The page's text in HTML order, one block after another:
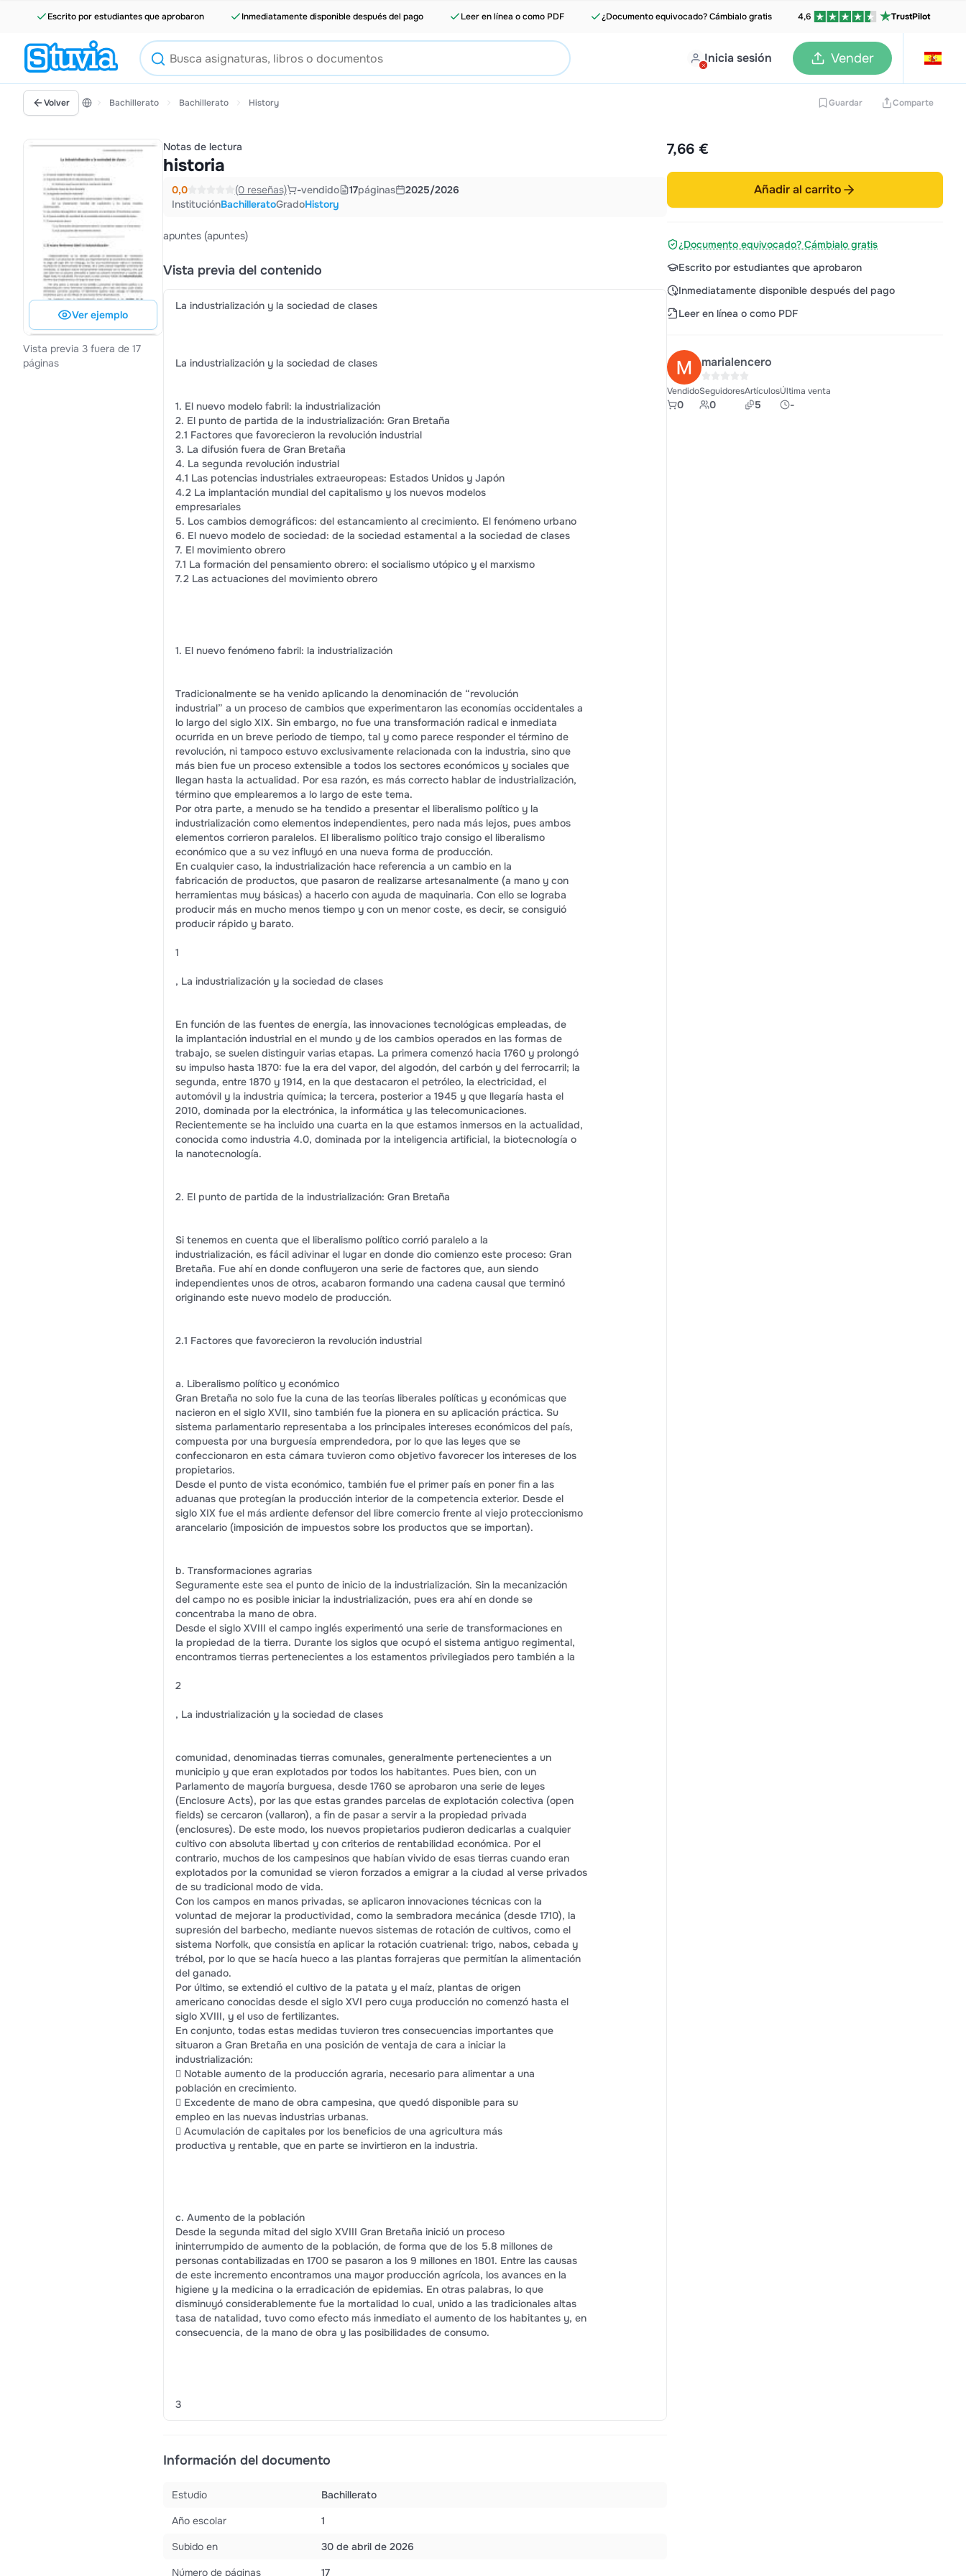
Escrito por estudiantes que aprobaron Inmediatamente disponible después del pago Leer en línea o como PDF ¿Documento equivocado? Cámbialo gratis 4,6 TrustPilot
Inicia sesión Vender
Volver Bachillerato Bachillerato History Guardar Comparte
Ver ejemplo
Vista previa 3 fuera de 17
páginas
Notas de lectura
historia
0,0 (0 reseñas) -vendido 17páginas
2025/2026
InstituciónBachilleratoGradoHistory
apuntes (apuntes)
Vista previa del contenido
La industrialización y la sociedad de clases
La industrialización y la sociedad de clases
1. El nuevo modelo fabril: la industrialización
2. El punto de partida de la industrialización: Gran Bretaña
2.1 Factores que favorecieron la revolución industrial
3. La difusión fuera de Gran Bretaña
4. La segunda revolución industrial
4.1 Las potencias industriales extraeuropeas: Estados Unidos y Japón
4.2 La implantación mundial del capitalismo y los nuevos modelos
empresariales
5. Los cambios demográficos: del estancamiento al crecimiento. El fenómeno urbano
6. El nuevo modelo de sociedad: de la sociedad estamental a la sociedad de clases
7. El movimiento obrero
7.1 La formación del pensamiento obrero: el socialismo utópico y el marxismo
7.2 Las actuaciones del movimiento obrero
1. El nuevo fenómeno fabril: la industrialización
Tradicionalmente se ha venido aplicando la denominación de “revolución
industrial” a un proceso de cambios que experimentaron las economías occidentales a
lo largo del siglo XIX. Sin embargo, no fue una transformación radical e inmediata
ocurrida en un breve periodo de tiempo, tal y como parece responder el término de
revolución, ni tampoco estuvo exclusivamente relacionada con la industria, sino que
más bien fue un proceso extensible a todos los sectores económicos y sociales que
llegan hasta la actualidad. Por esa razón, es más correcto hablar de industrialización,
término que emplearemos a lo largo de este tema.
Por otra parte, a menudo se ha tendido a presentar el liberalismo político y la
industrialización como elementos independientes, pero nada más lejos, pues ambos
elementos corrieron paralelos. El liberalismo político trajo consigo el liberalismo
económico que a su vez influyó en una nueva forma de producción.
En cualquier caso, la industrialización hace referencia a un cambio en la
fabricación de productos, que pasaron de realizarse artesanalmente (a mano y con
herramientas muy básicas) a hacerlo con ayuda de maquinaria. Con ello se lograba
producir más en mucho menos tiempo y con un menor coste, es decir, se consiguió
producir rápido y barato.
1
, La industrialización y la sociedad de clases
En función de las fuentes de energía, las innovaciones tecnológicas empleadas, de
la implantación industrial en el mundo y de los cambios operados en las formas de
trabajo, se suelen distinguir varias etapas. La primera comenzó hacia 1760 y prolongó
su impulso hasta 1870: fue la era del vapor, del algodón, del carbón y del ferrocarril; la
segunda, entre 1870 y 1914, en la que destacaron el petróleo, la electricidad, el
automóvil y la industria química; la tercera, posterior a 1945 y que llegaría hasta el
2010, dominada por la electrónica, la informática y las telecomunicaciones.
Recientemente se ha incluido una cuarta en la que estamos inmersos en la actualidad,
conocida como industria 4.0, dominada por la inteligencia artificial, la biotecnología o
la nanotecnología.
2. El punto de partida de la industrialización: Gran Bretaña
Si tenemos en cuenta que el liberalismo político corrió paralelo a la
industrialización, es fácil adivinar el lugar en donde dio comienzo este proceso: Gran
Bretaña. Fue ahí en donde confluyeron una serie de factores que, aun siendo
independientes unos de otros, acabaron formando una cadena causal que terminó
originando este nuevo modelo de producción.
2.1 Factores que favorecieron la revolución industrial
a. Liberalismo político y económico
Gran Bretaña no solo fue la cuna de las teorías liberales políticas y económicas que
nacieron en el siglo XVII, sino también fue la pionera en su aplicación práctica. Su
sistema parlamentario representaba a los principales intereses económicos del país,
compuesta por una burguesía emprendedora, por lo que las leyes que se
confeccionaron en esta cámara tuvieron como objetivo favorecer los intereses de los
propietarios.
Desde el punto de vista económico, también fue el primer país en poner fin a las
aduanas que protegían la producción interior de la competencia exterior. Desde el
siglo XIX fue el más ardiente defensor del libre comercio frente al viejo proteccionismo
arancelario (imposición de impuestos sobre los productos que se importan).
b. Transformaciones agrarias
Seguramente este sea el punto de inicio de la industrialización. Sin la mecanización
del campo no es posible iniciar la industrialización, pues era ahí en donde se
concentraba la mano de obra.
Desde el siglo XVIII el campo inglés experimentó una serie de transformaciones en
la propiedad de la tierra. Durante los siglos que ocupó el sistema antiguo regimental,
encontramos tierras pertenecientes a los estamentos privilegiados pero también a la
2
, La industrialización y la sociedad de clases
comunidad, denominadas tierras comunales, generalmente pertenecientes a un
municipio y que eran explotados por todos los habitantes. Pues bien, con un
Parlamento de mayoría burguesa, desde 1760 se aprobaron una serie de leyes
(Enclosure Acts), por las que estas grandes parcelas de explotación colectiva (open
fields) se cercaron (vallaron), a fin de pasar a servir a la propiedad privada
(enclosures). De este modo, los nuevos propietarios pudieron dedicarlas a cualquier
cultivo con absoluta libertad y con criterios de rentabilidad económica. Por el
contrario, muchos de los campesinos que habían vivido de esas tierras cuando eran
explotados por la comunidad se vieron forzados a emigrar a la ciudad al verse privados
de su tradicional modo de vida.
Con los campos en manos privadas, se aplicaron innovaciones técnicas con la
voluntad de mejorar la productividad, como la sembradora mecánica (desde 1710), la
supresión del barbecho, mediante nuevos sistemas de rotación de cultivos, como el
sistema Norfolk, que consistía en aplicar la rotación cuatrienal: trigo, nabos, cebada y
trébol, por lo que se hacía hueco a las plantas forrajeras que permitían la alimentación
del ganado.
Por último, se extendió el cultivo de la patata y el maíz, plantas de origen
americano conocidas desde el siglo XVI pero cuya producción no comenzó hasta el
siglo XVIII, y el uso de fertilizantes.
En conjunto, todas estas medidas tuvieron tres consecuencias importantes que
situaron a Gran Bretaña en una posición de ventaja de cara a iniciar la
industrialización:
 Notable aumento de la producción agraria, necesario para alimentar a una
población en crecimiento.
 Excedente de mano de obra campesina, que quedó disponible para su
empleo en las nuevas industrias urbanas.
 Acumulación de capitales por los beneficios de una agricultura más
productiva y rentable, que en parte se invirtieron en la industria.
c. Aumento de la población
Desde la segunda mitad del siglo XVIII Gran Bretaña inició un proceso
ininterrumpido de aumento de la población, de forma que de los 5.8 millones de
personas contabilizadas en 1700 se pasaron a los 9 millones en 1801. Entre las causas
de este incremento encontramos una mayor producción agrícola, los avances en la
higiene y la medicina o la erradicación de epidemias. En otras palabras, lo que
disminuyó considerablemente fue la mortalidad lo cual, unido a las tradicionales altas
tasa de natalidad, tuvo como efecto más inmediato el aumento de los habitantes y, en
consecuencia, de la mano de obra y las posibilidades de consumo.
3
Información del documento
Estudio
Bachillerato
Año escolar
1
Subido en
30 de abril de 2026
Número de páginas
17
7,66 €
Añadir al carrito
¿Documento equivocado? Cámbialo gratis
Escrito por estudiantes que aprobaron
Inmediatamente disponible después del pago
Leer en línea o como PDF
marialencero
Vendido
0
Seguidores
0
Artículos
5
Última venta
-